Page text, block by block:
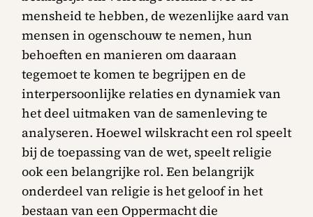
mensheid te hebben, de wezenlijke aard van
mensen in ogenschouw te nemen, hun
behoeften en manieren om daaraan
tegemoet te komen te begrijpen en de
interpersoonlijke relaties en dynamiek van
het deel uitmaken van de samenleving te
analyseren. Hoewel wilskracht een rol speelt
bij de toepassing van de wet, speelt religie
ook een belangrijke rol. Een belangrijk
onderdeel van religie is het geloof in het
bestaan van een Oppermacht die